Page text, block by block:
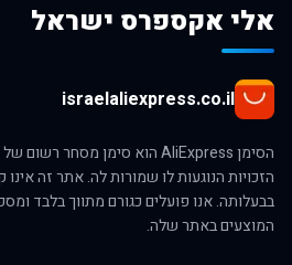
אלי אקספרס ישראל
israelaliexpress.co.il
בבעלותה. אנו פועלים כגורם מתווך בלבד
המוצעים באתר שלה.